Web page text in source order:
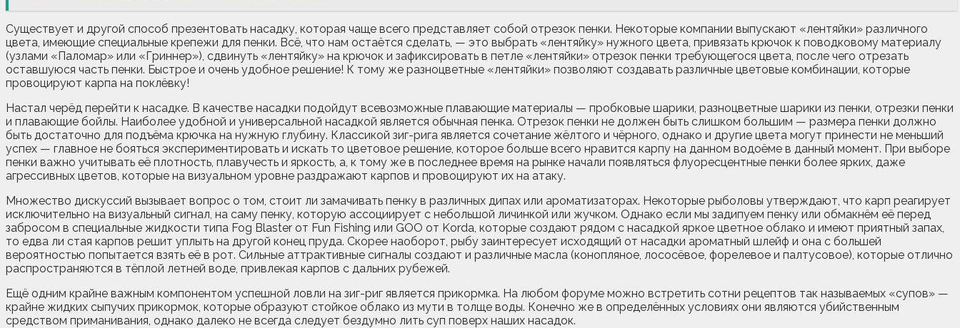
Существует и другой способ презентовать насадку, которая чаще всего представляет собой отрезок пенки. Некоторые компании выпускают «лентяйки» различного
цвета, имеющие специальные крепежи для пенки. Всё, что нам остаётся сделать, — это выбрать «лентяйку» нужного цвета, привязать крючок к поводковому материалу
(узлами «Паломар» или «Гриннер»), сдвинуть «лентяйку» на крючок и зафиксировать в петле «лентяйки» отрезок пенки требующегося цвета, после чего отрезать
оставшуюся часть пенки. Быстрое и очень удобное решение! К тому же разноцветные «лентяйки» позволяют создавать различные цветовые комбинации, которые
провоцируют карпа на поклёвку!
Настал черёд перейти к насадке. В качестве насадки подойдут всевозможные плавающие материалы — пробковые шарики, разноцветные шарики из пенки, отрезки пенки
и плавающие бойлы. Наиболее удобной и универсальной насадкой является обычная пенка. Отрезок пенки не должен быть слишком большим — размера пенки должно
быть достаточно для подъёма крючка на нужную глубину. Классикой зиг-рига является сочетание жёлтого и чёрного, однако и другие цвета могут принести не меньший
успех — главное не бояться экспериментировать и искать то цветовое решение, которое больше всего нравится карпу на данном водоёме в данный момент. При выборе
пенки важно учитывать её плотность, плавучесть и яркость, а, к тому же в последнее время на рынке начали появляться флуоресцентные пенки более ярких, даже
агрессивных цветов, которые на визуальном уровне раздражают карпов и провоцируют их на атаку.
Множество дискуссий вызывает вопрос о том, стоит ли замачивать пенку в различных дипах или ароматизаторах. Некоторые рыболовы утверждают, что карп реагирует
исключительно на визуальный сигнал, на саму пенку, которую ассоциирует с небольшой личинкой или жучком. Однако если мы задипуем пенку или обмакнём её перед
забросом в специальные жидкости типа Fog Blaster от Fun Fishing или GOO от Korda, которые создают рядом с насадкой яркое цветное облако и имеют приятный запах,
то едва ли стая карпов решит уплыть на другой конец пруда. Скорее наоборот, рыбу заинтересует исходящий от насадки ароматный шлейф и она с большей
вероятностью попытается взять её в рот. Сильные аттрактивные сигналы создают и различные масла (конопляное, лососёвое, форелевое и палтусовое), которые отлично
распространяются в тёплой летней воде, привлекая карпов с дальних рубежей.
Ещё одним крайне важным компонентом успешной ловли на зиг-риг является прикормка. На любом форуме можно встретить сотни рецептов так называемых «супов» —
крайне жидких сыпучих прикормок, которые образуют стойкое облако из мути в толще воды. Конечно же в определённых условиях они являются убийственным
средством приманивания, однако далеко не всегда следует бездумно лить суп поверх наших насадок.